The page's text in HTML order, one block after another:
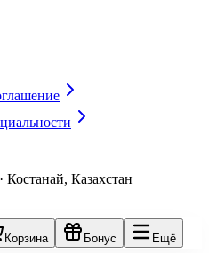
Костанай, Казахстан
Корзина Бонус Ещё